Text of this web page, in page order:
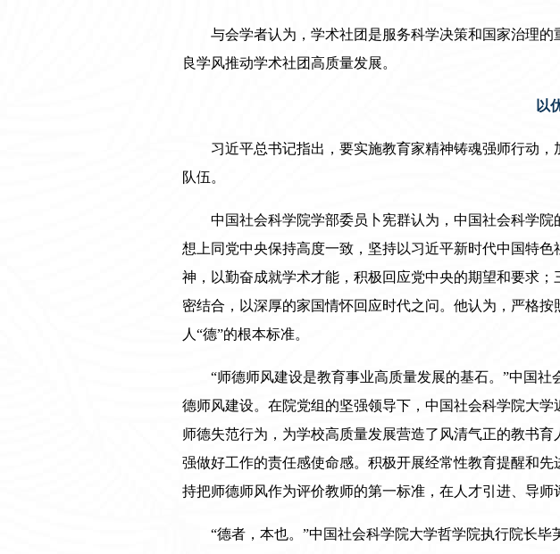
与会学者认为，学术社团是服务科学决策和国家治理
良学风推动学术社团高质量发展。
以
习近平总书记指出，要实施教育家精神铸魂强师行动
队伍。
中国社会科学院学部委员卜宪群认为，中国社会科学
想上同党中央保持高度一致，坚持以习近平新时代中国特
神，以勤奋成就学术才能，积极回应党中央的期望和要求
密结合，以深厚的家国情怀回应时代之问。他认为，严格
人“德”的根本标准。
“师德师风建设是教育事业高质量发展的基石。”中国
德师风建设。在院党组的坚强领导下，中国社会科学院大
师德失范行为，为学校高质量发展营造了风清气正的教书
强做好工作的责任感使命感。积极开展经常性教育提醒和
持把师德师风作为评价教师的第一标准，在人才引进、导师
“德者，本也。”中国社会科学院大学哲学院执行院长